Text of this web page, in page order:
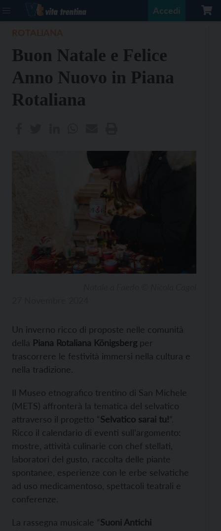
Accedi
Buon Natale e Felice
Anno Nuovo in Piana
Rotaliana
Un inverno ricco di proposte nelle comunità
della Piana Rotaliana Königsberg per
trascorrere le festività immersi nella cultura e
nella tradizione.
Il Museo etnografico trentino di San Michele
(METS) affronterà la tematica del selvatico
attraverso il progetto “Selvatico sarai tu!”.
Ricco il calendario di eventi sull’argomento:
mostre, attività culinarie con chef stellati,
laboratori del gusto, raccolta delle piante
spontanee, esperienze con le erbe selvatiche
ad uso medicamentoso, spettacoli teatrali e
conferenze.
La rassegna musicale “Suoni Antichi